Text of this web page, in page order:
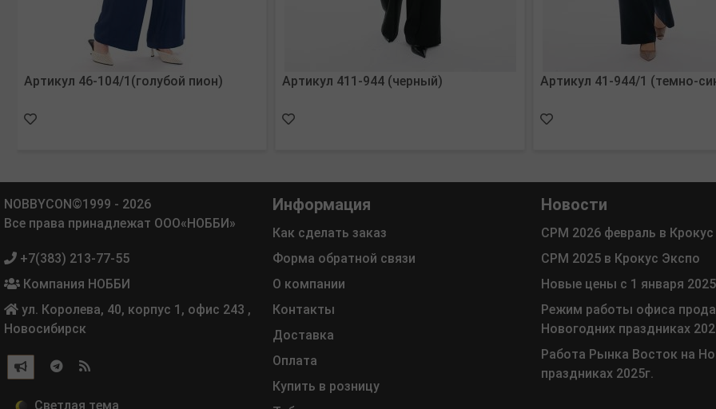
Артикул 46-104/1(голубой пион) Артикул 411-944 (черный) Артикул 41-944/1 (темно-
NOBBYCON©1999 - 2026
Все права принадлежат ООО«НОББИ»
+7(383) 213-77-55
Компания НОББИ
ул. Королева, 40, корпус 1, офис 243 ,
Новосибирск
Информация
Как сделать заказ
Форма обратной связи
О компании
Контакты
Доставка
Оплата
Купить в розницу
Новости
СРМ 2026 февраль в
СРМ 2025 в Крокус Экспо
Новые цены с 1 января
Режим работы офиса
Новогодних праздниках
Работа Рынка Восток на
праздниках 2025г.